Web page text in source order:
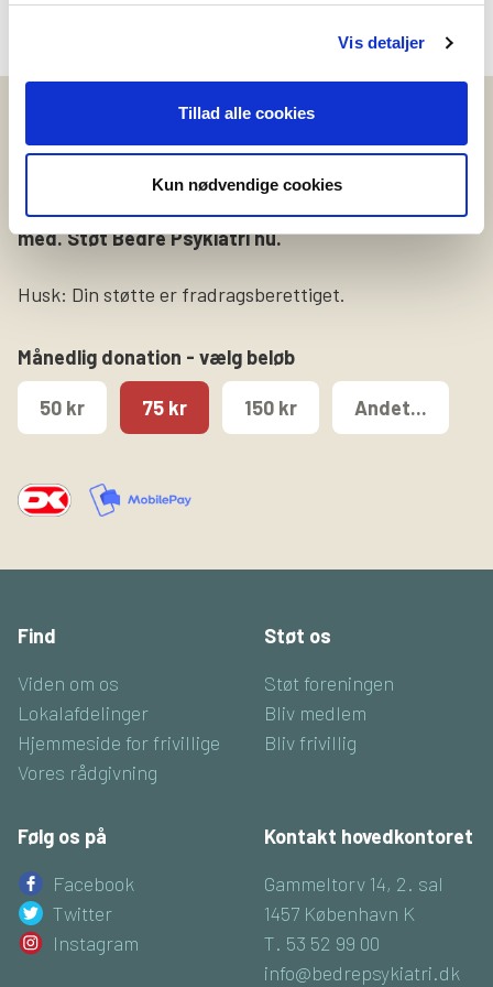
Vis detaljer
Tillad alle cookies
Kun nødvendige cookies
Støt nu
Vær med til at sikre at pårørende får hjælp, støtte
og rådgivning. Klik på beløbet du ønsker at støtte
med. Støt Bedre Psykiatri nu.
Husk: Din støtte er fradragsberettiget.
Månedlig donation - vælg beløb
50 kr 75 kr 150 kr Andet...
Find
Viden om os
Lokalafdelinger
Hjemmeside for frivillige
Vores rådgivning
Støt os
Støt foreningen
Bliv medlem
Bliv frivillig
Følg os på
Facebook
Twitter
Instagram
Kontakt hovedkontoret
Gammeltorv 14, 2. sal
1457 København K
T. 53 52 99 00
info@bedrepsykiatri.dk